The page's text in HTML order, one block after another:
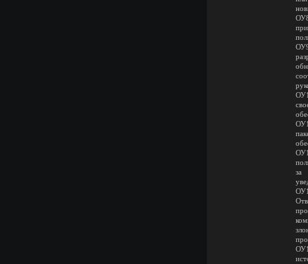
за